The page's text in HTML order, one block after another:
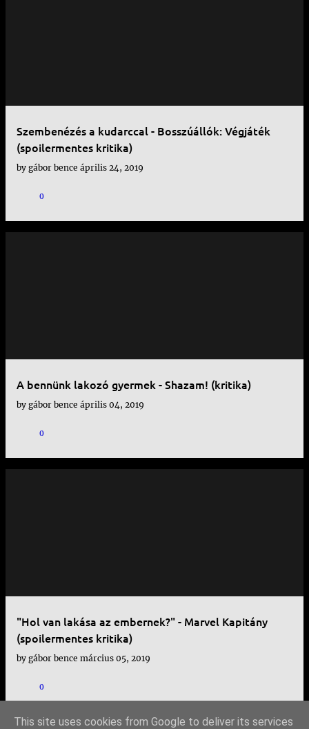
Szembenézés a kudarccal - Bosszúállók: Végjáték
(spoilermentes kritika)
by gábor bence április 24, 2019
0
A bennünk lakozó gyermek - Shazam! (kritika)
by gábor bence április 04, 2019
0
"Hol van lakása az embernek?" - Marvel Kapitány
(spoilermentes kritika)
by gábor bence március 05, 2019
0
This site uses cookies from Google to deliver its services